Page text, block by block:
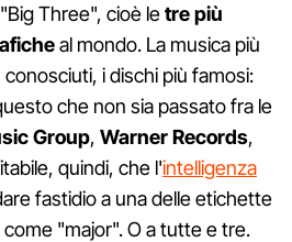
Three", cioè letre più
al mondo. La musica più
i dischi più famosi:
che non sia passato fra le
Group, Warner Records,
quindi, che l'intelligenza
fastidio a una delle etichette
"major". O a tutte e tre.